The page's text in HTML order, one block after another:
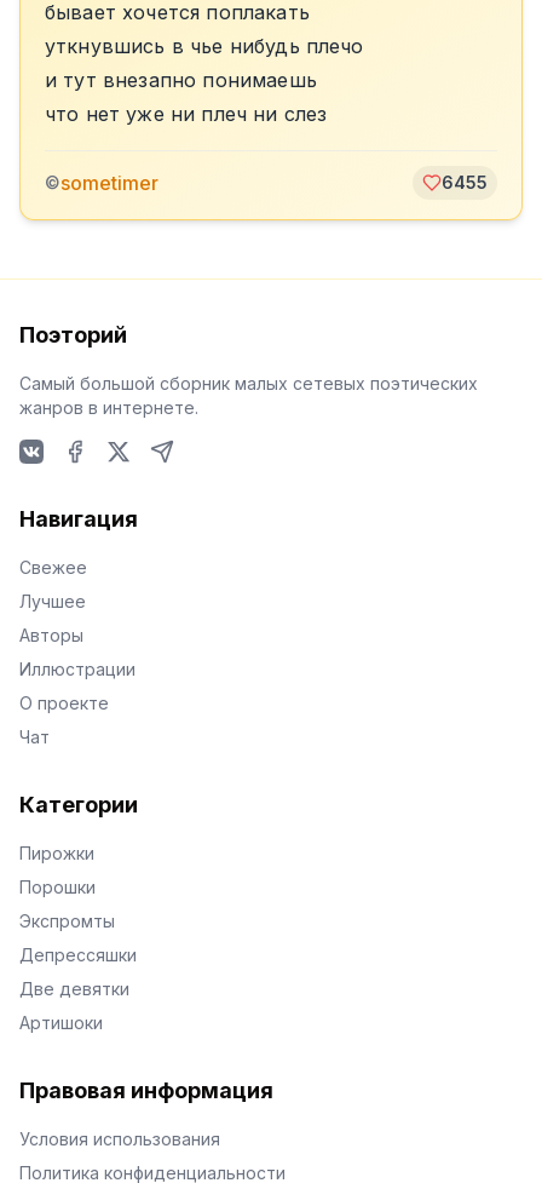
бывает хочется поплакать
уткнувшись в чье нибудь плечо
и тут внезапно понимаешь
что нет уже ни плеч ни слез
©sometimer 6455
Поэторий
Самый большой сборник малых сетевых поэтических
жанров в интернете.
Навигация
Свежее
Лучшее
Авторы
Иллюстрации
О проекте
Чат
Категории
Пирожки
Порошки
Экспромты
Депрессяшки
Две девятки
Артишоки
Правовая информация
Условия использования
Политика конфиденциальности